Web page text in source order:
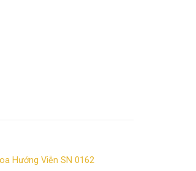
Hướng Viễn SN 0162